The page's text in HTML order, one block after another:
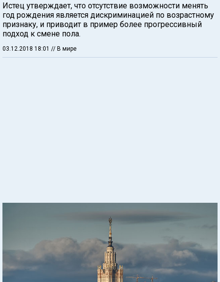
Истец утверждает, что отсутствие возможности менять
год рождения является дискриминацией по возрастному
признаку, и приводит в пример более прогрессивный
подход к смене пола.
03.12.2018 18:01 // В мире